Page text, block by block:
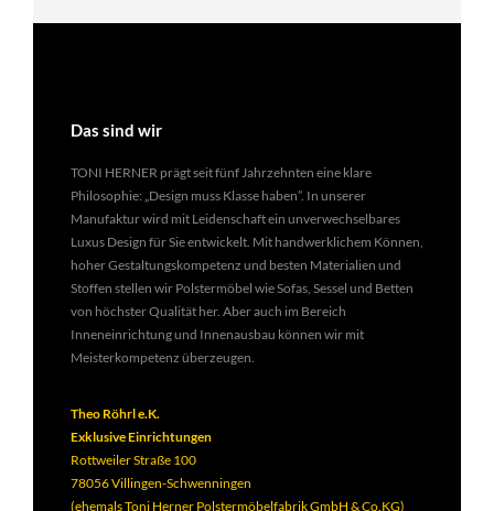
Das sind wir
TONI HERNER prägt seit fünf Jahrzehnten eine klare
Philosophie: „Design muss Klasse haben”. In unserer
Manufaktur wird mit Leidenschaft ein unverwechselbares
Luxus Design für Sie entwickelt. Mit handwerklichem Können,
hoher Gestaltungskompetenz und besten Materialien und
Stoffen stellen wir Polstermöbel wie Sofas, Sessel und Betten
von höchster Qualität her. Aber auch im Bereich
Inneneinrichtung und Innenausbau können wir mit
Meisterkompetenz überzeugen.
Theo Röhrl e.K.
Exklusive Einrichtungen
Rottweiler Straße 100
78056 Villingen-Schwenningen
(ehemals Toni Herner Polstermöbelfabrik GmbH & Co.KG)